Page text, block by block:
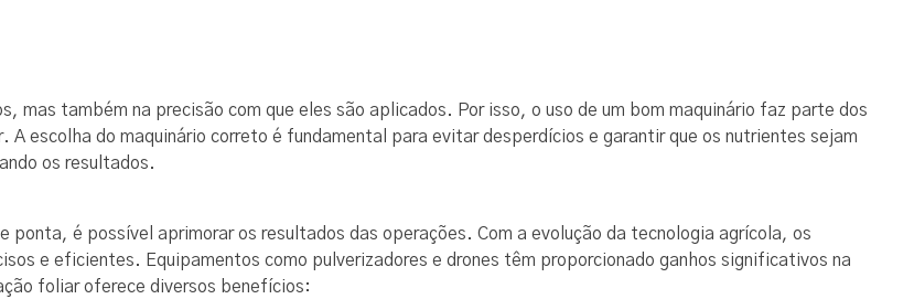
mas também na precisão com que eles são aplicados. Por isso, o uso de um bom maquinário faz parte dos
escolha do maquinário correto é fundamental para evitar desperdícios e garantir que os nutrientes sejam
os resultados.
ponta, é possível aprimorar os resultados das operações. Com a evolução da tecnologia agrícola, os
e eficientes. Equipamentos como pulverizadores e drones têm proporcionado ganhos significativos na
foliar oferece diversos benefícios: